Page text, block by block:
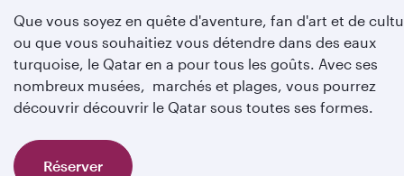
Que vous soyez en quête d'aventure, fan d'art et de
ou que vous souhaitiez vous détendre dans des eaux
turquoise, le Qatar en a pour tous les goûts. Avec ses
nombreux musées, marchés et plages, vous pourrez
découvrir découvrir le Qatar sous toutes ses formes.
Réserver